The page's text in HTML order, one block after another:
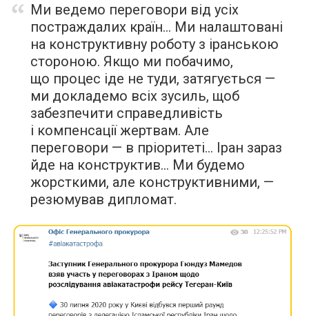
Ми ведемо переговори від усіх
постраждалих країн… Ми налаштовані
на конструктивну роботу з іранською
стороною. Якщо ми побачимо,
що процес іде не туди, затягується —
ми докладемо всіх зусиль, щоб
забезпечити справедливість
і компенсації жертвам. Але
переговори — в пріоритеті… Іран зараз
йде на конструктив… Ми будемо
жорсткими, але конструктивними, —
резюмував дипломат.